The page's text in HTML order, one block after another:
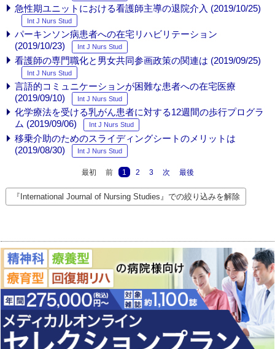
急性期ユニットにおける看護師主導の退院介入 (2019/10/25)
Int J Nurs Stud
パーキンソン病患者への在宅リハビリテーション
(2019/10/23)
Int J Nurs Stud
看護師の専門職化と男女共同参画政策の関連は (2019/09/25)
Int J Nurs Stud
言語的コミュニケーションが困難な患者への在宅医療
(2019/09/10)
Int J Nurs Stud
化学療法を受ける乳がん患者に対する12週間の歩行プログラ
ム (2019/09/06)
Int J Nurs Stud
移乗介助のためのスライディングシートのメリットは
(2019/08/30)
Int J Nurs Stud
最初 前 1 2 3 次 最後
『International Journal of Nursing Studies』での絞り込みを解除